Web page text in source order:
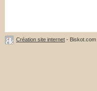
Création site internet - Biskot.com